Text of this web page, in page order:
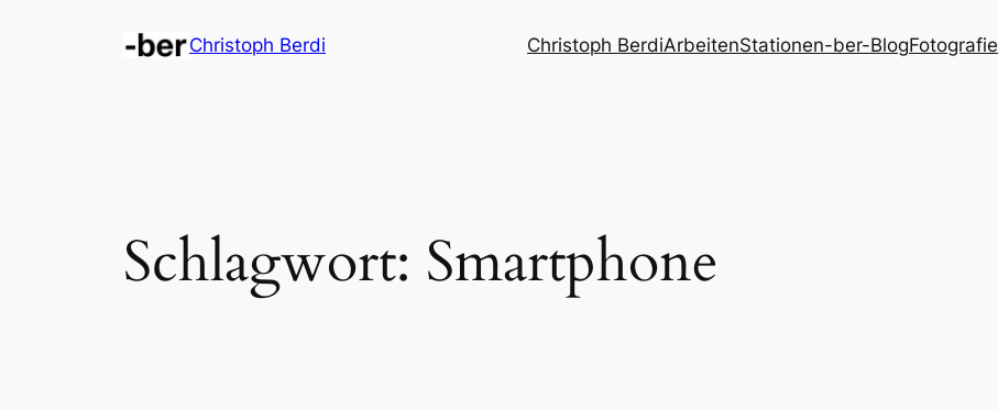
Christoph Berdi Christoph BerdiArbeitenStationen-ber-BlogFotografie
Schlagwort: Smartphone